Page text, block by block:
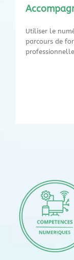
Utiliser le
parcours de